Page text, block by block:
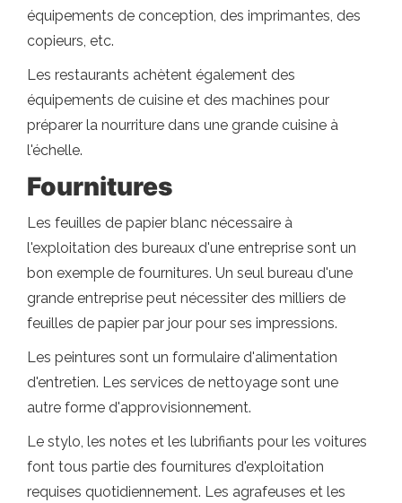
équipements de conception, des imprimantes, des
copieurs, etc.
Les restaurants achètent également des
équipements de cuisine et des machines pour
préparer la nourriture dans une grande cuisine à
l'échelle.
Fournitures
Les feuilles de papier blanc nécessaire à
l'exploitation des bureaux d'une entreprise sont un
bon exemple de fournitures. Un seul bureau d'une
grande entreprise peut nécessiter des milliers de
feuilles de papier par jour pour ses impressions.
Les peintures sont un formulaire d'alimentation
d'entretien. Les services de nettoyage sont une
autre forme d'approvisionnement.
Le stylo, les notes et les lubrifiants pour les voitures
font tous partie des fournitures d'exploitation
requises quotidiennement. Les agrafeuses et les